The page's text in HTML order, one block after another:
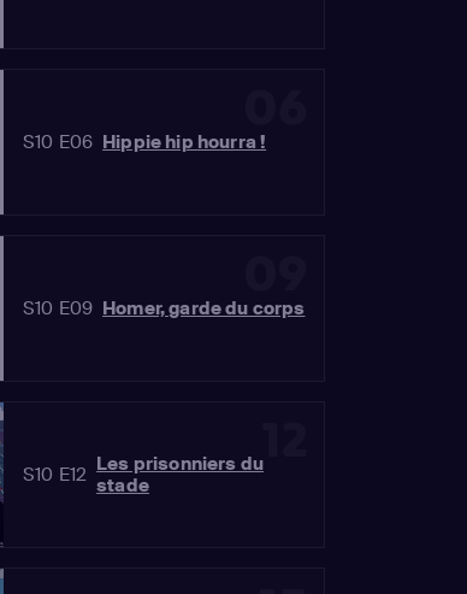
S10 E06 Hippie hip hourra !
S10 E09 Homer, garde du corps
S10 E12 Les prisonniers du
stade